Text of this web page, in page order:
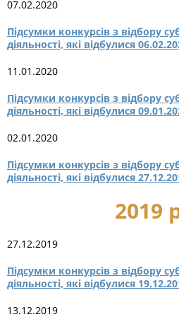
07.02.2020
Підсумки конкурсів з відбору
діяльності, які відбулися
11.01.2020
Підсумки конкурсів з відбору
діяльності, які відбулися
02.01.2020
Підсумки конкурсів з відбору
діяльності, які відбулися
2019
27.12.2019
Підсумки конкурсів з відбору
діяльності, які відбулися
13.12.2019